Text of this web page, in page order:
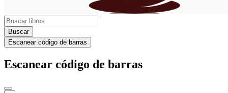
Buscar
Escanear código de barras
Escanear código de barras